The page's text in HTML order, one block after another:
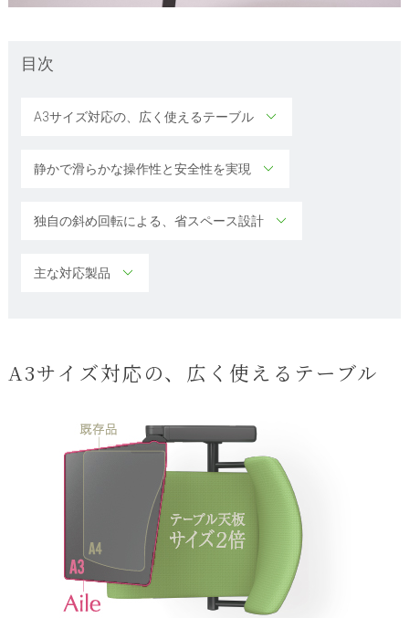
目次
A3サイズ対応の、広く使えるテーブル
静かで滑らかな操作性と安全性を実現
独自の斜め回転による、省スペース設計
主な対応製品
A3サイズ対応の、広く使えるテーブル